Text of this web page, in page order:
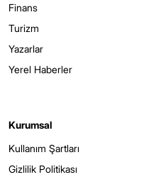
Finans
Turizm
Yazarlar
Yerel Haberler
Kurumsal
Kullanım Şartları
Gizlilik Politikası